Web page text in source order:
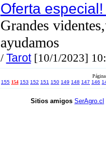
Oferta
Grandes
ayudamos
/Tarot[10/1/2023]
155 154 153 152 151 150 149 148 147 146
Sitios amigos SerAgro.cl